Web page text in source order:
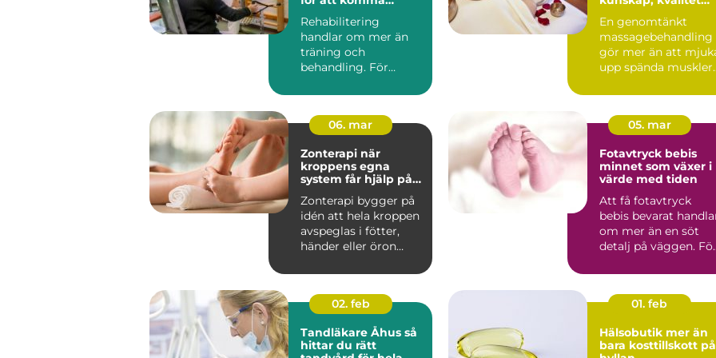
Rehabilitering
handlar om mer än
träning och
behandling. För
rehab vägen tillbaka...
hela kroppen
En genomtänkt
massagebehandling
gör mer än att
upp spända muskler.
stressnivåer,...
06. mar
Zonterapi när
kroppens egna
system får hjälp på
Zonterapi bygger på
idén att hela kroppen
avspeglas i fötter,
händer eller öron
05. mar
Fotavtryck bebis
minnet som växer i
värde med tiden
Att få fotavtryck
bebis bevarat
om mer än en söt
detalj på väggen. För
02. feb
Tandläkare Åhus så
hittar du rätt
01. feb
Hälsobutik mer än
bara kosttillskott på